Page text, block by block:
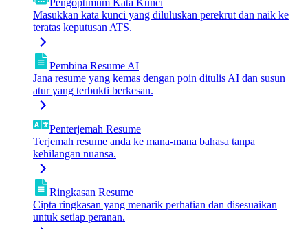
Pengoptimum Kata Kunci
Masukkan kata kunci yang diluluskan perekrut dan naik ke
teratas keputusan ATS.
Pembina Resume AI
Jana resume yang kemas dengan poin ditulis AI dan susun
atur yang terbukti berkesan.
Penterjemah Resume
Terjemah resume anda ke mana-mana bahasa tanpa
kehilangan nuansa.
Ringkasan Resume
Cipta ringkasan yang menarik perhatian dan disesuaikan
untuk setiap peranan.